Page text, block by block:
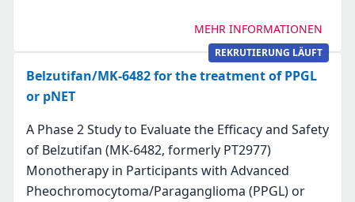
MEHR INFORMATIONEN
REKRUTIERUNG LÄUFT
Belzutifan/MK-6482 for the treatment of PPGL
or pNET
A Phase 2 Study to Evaluate the Efficacy and Safety
of Belzutifan (MK-6482, formerly PT2977)
Monotherapy in Participants with Advanced
Pheochromocytoma/Paraganglioma (PPGL) or